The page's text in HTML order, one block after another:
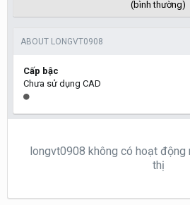
(bình thường)
ABOUT LONGVT0908
Cấp bậc
Chưa sử dụng CAD
longvt0908 không có hoạt động
thị